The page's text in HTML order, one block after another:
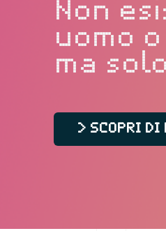
Non
uomo
ma
> SCOPRI DI